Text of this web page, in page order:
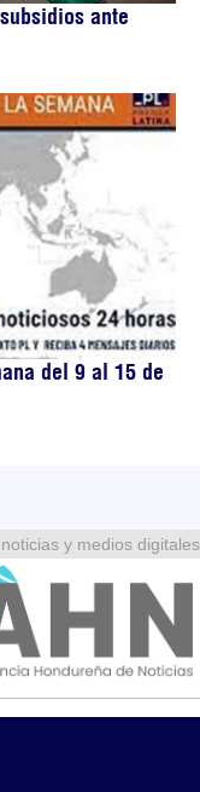
ante
del 9 al 15 de
y medios digitales